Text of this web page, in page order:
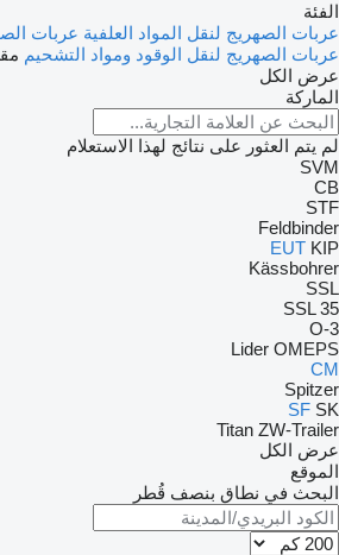
الفئة
عربات الصهريج لنقل المواد العلفية عربات
عربات الصهريج لنقل الوقود ومواد التشحيم
عرض الكل
الماركة
لم يتم العثور على نتائج لهذا الاستعلام
SVM
CB
STF
Feldbinder
EUT KIP
Kässbohrer
SSL
SSL 35
O-3
Lider OMEPS
CM
Spitzer
SF SK
Titan ZW-Trailer
عرض الكل
الموقع
البحث في نطاق بنصف قُطر